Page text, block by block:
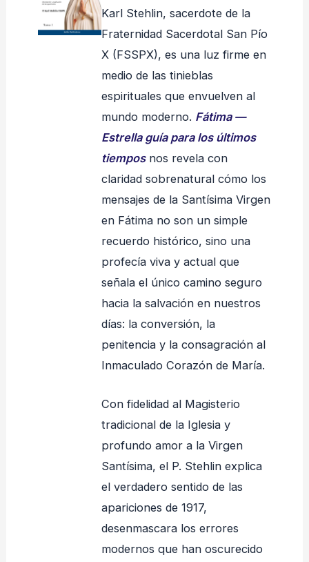
Karl Stehlin, sacerdote de la
Fraternidad Sacerdotal San Pío
X (FSSPX), es una luz firme en
medio de las tinieblas
espirituales que envuelven al
mundo moderno. Fátima —
Estrella guía para los últimos
tiempos nos revela con
claridad sobrenatural cómo los
mensajes de la Santísima Virgen
en Fátima no son un simple
recuerdo histórico, sino una
profecía viva y actual que
señala el único camino seguro
hacia la salvación en nuestros
días: la conversión, la
penitencia y la consagración al
Inmaculado Corazón de María.
Con fidelidad al Magisterio
tradicional de la Iglesia y
profundo amor a la Virgen
Santísima, el P. Stehlin explica
el verdadero sentido de las
apariciones de 1917,
desenmascara los errores
modernos que han oscurecido